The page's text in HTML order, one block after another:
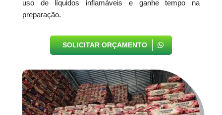
uso de líquidos inflamáveis e ganhe tempo na
preparação.
SOLICITAR ORÇAMENTO